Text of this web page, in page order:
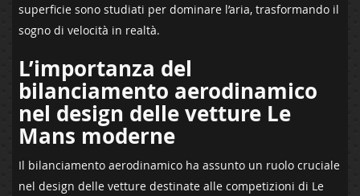
⁣superficie sono studiati‍ per ⁤dominare l’aria, ‌trasformando ⁣il‌
sogno⁣ di velocità ⁣in realtà.
L’importanza ⁤del
bilanciamento aerodinamico
nel design​ delle vetture Le
‍Mans moderne
Il bilanciamento​ aerodinamico ha ⁣assunto un ruolo cruciale
nel ‌design delle vetture destinate alle ​competizioni di ⁤Le